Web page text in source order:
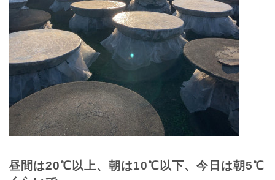
昼間は20℃以上、朝は10℃以下、今日は朝5℃